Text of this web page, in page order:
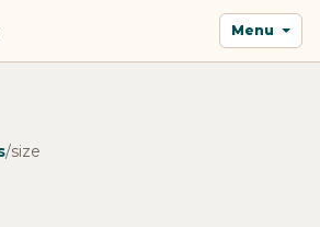
Menu
/size